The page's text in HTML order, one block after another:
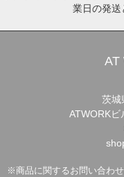
業日の発送
AT
茨城
ATWORKビ
※商品に関するお問い合わ